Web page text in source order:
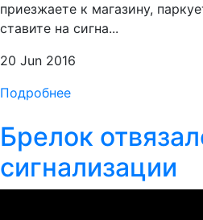
приезжаете к магазину,
ставите на сигна...
20 Jun 2016
Подробнее
Брелок
сигнализации